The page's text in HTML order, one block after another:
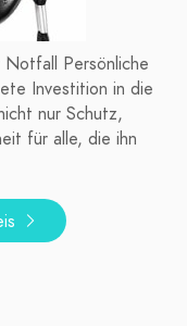
Notfall Persönliche
Investition in die
nur Schutz,
für alle, die ihn